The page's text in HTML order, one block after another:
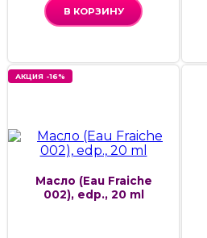
В КОРЗИНУ
АКЦИЯ -16%
Масло (Eau Fraiche
002), edp., 20 ml